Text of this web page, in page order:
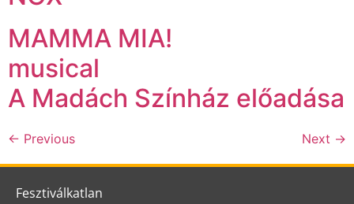
MAMMA MIA!
musical
A Madách Színház előadása
← Previous Next →
Fesztiválkatlan